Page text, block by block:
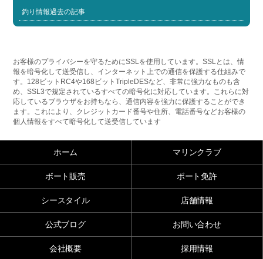
釣り情報過去の記事
お客様のプライバシーを守るためにSSLを使用しています。SSLとは、情
報を暗号化して送受信し、インターネット上での通信を保護する仕組みで
す。128ビットRC4や168ビットTripleDESなど、非常に強力なものも含
め、SSL3で規定されているすべての暗号化に対応しています。これらに対
応しているブラウザをお持ちなら、通信内容を強力に保護することができ
ます。これにより、クレジットカード番号や住所、電話番号などお客様の
個人情報をすべて暗号化して送受信しています
ホーム マリンクラブ
ボート販売 ボート免許
シースタイル 店舗情報
公式ブログ お問い合わせ
会社概要 採用情報